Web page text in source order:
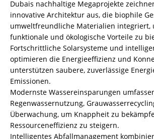
Dubais nachhaltige Megaprojekte
innovative Architektur aus, die biophile
umweltfreundliche Materialien integriert,
funktionale und ökologische Vorteile zu
Fortschrittliche Solarsysteme und
optimieren die Energieeffizienz und
unterstützen saubere, zuverlässige
Emissionen.
Modernste Wassereinsparungen
Regenwassernutzung,
Überwachung, um Knappheit zu
Ressourceneffizienz zu steigern.
Intelligentes Abfallmanagement